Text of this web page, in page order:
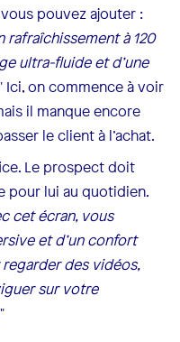
pouvez ajouter :
rafraîchissement à 120
ultra-fluide et d’une
" Ici, on commence à voir
il manque encore
le client à l’achat.
Le prospect doit
pour lui au quotidien.
cet écran, vous
et d’un confort
des vidéos,
sur votre
"